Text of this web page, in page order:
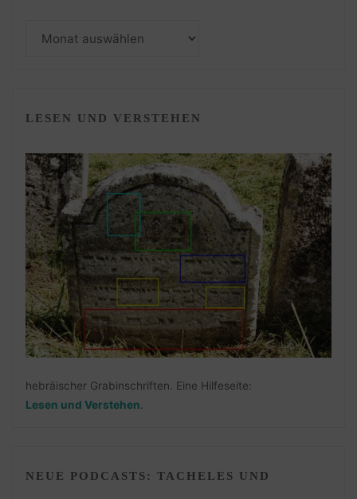
LESEN UND VERSTEHEN
hebräischer Grabinschriften. Eine Hilfeseite:
Lesen und Verstehen.
NEUE PODCASTS: TACHELES UND